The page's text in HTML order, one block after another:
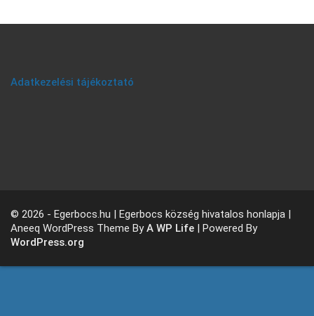
Adatkezelési tájékoztató
© 2026 - Egerbocs.hu | Egerbocs község hivatalos honlapja |
Aneeq WordPress Theme ByA WP Life | Powered By
WordPress.org